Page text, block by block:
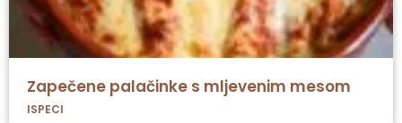
Zapečene palačinke s mljevenim mesom
ISPECI